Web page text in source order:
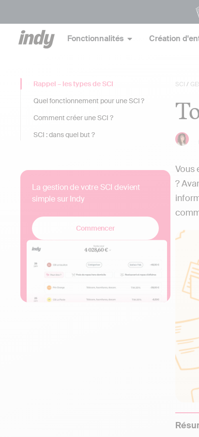
Fonctionnalités Création
SCI /
Vous
?
Rappel – les types de SCI
Quel fonctionnement pour une SCI ?
Comment créer une SCI ?
SCI : dans quel but ?
La gestion de votre SCI devient
simple sur Indy
Commencer